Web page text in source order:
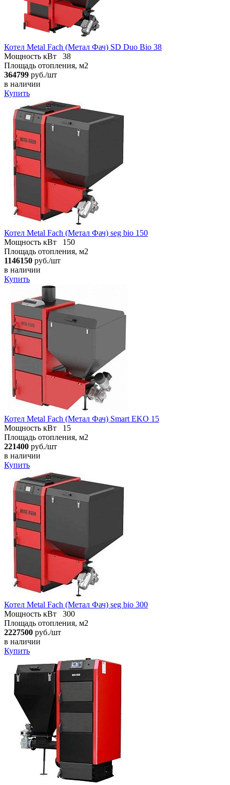
Котел Metal Fach (Метал Фач) SD Duo Bio 38
Мощность кВт
38
Площадь отопления, м2
364799 руб./шт
в наличии
Купить
Котел Metal Fach (Метал Фач) seg bio 150
Мощность кВт
150
Площадь отопления, м2
1146150 руб./шт
в наличии
Купить
Котел Metal Fach (Метал Фач) Smart EKO 15
Мощность кВт
15
Площадь отопления, м2
221400 руб./шт
в наличии
Купить
Котел Metal Fach (Метал Фач) seg bio 300
Мощность кВт
300
Площадь отопления, м2
2227500 руб./шт
в наличии
Купить